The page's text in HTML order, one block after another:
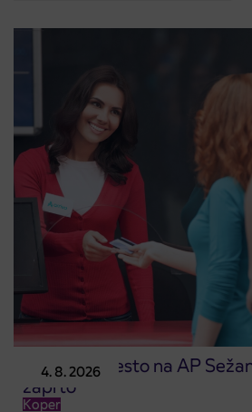
4. 8. 2026
Prodajno mesto na AP
zaprto
Koper